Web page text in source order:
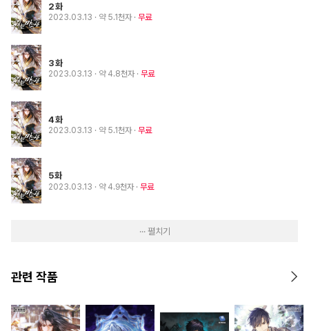
2화
2023.03.13 · 약 5.1천자 무료
3화
2023.03.13 · 약 4.8천자 무료
4화
2023.03.13 · 약 5.1천자 무료
5화
2023.03.13 · 약 4.9천자 무료
··· 펼치기
관련 작품